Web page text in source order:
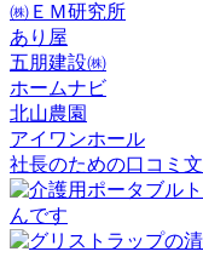
㈱ＥＭ研究所
あり屋
五朋建設㈱
ホームナビ
北山農園
アイワンホール
社長のための口コミ